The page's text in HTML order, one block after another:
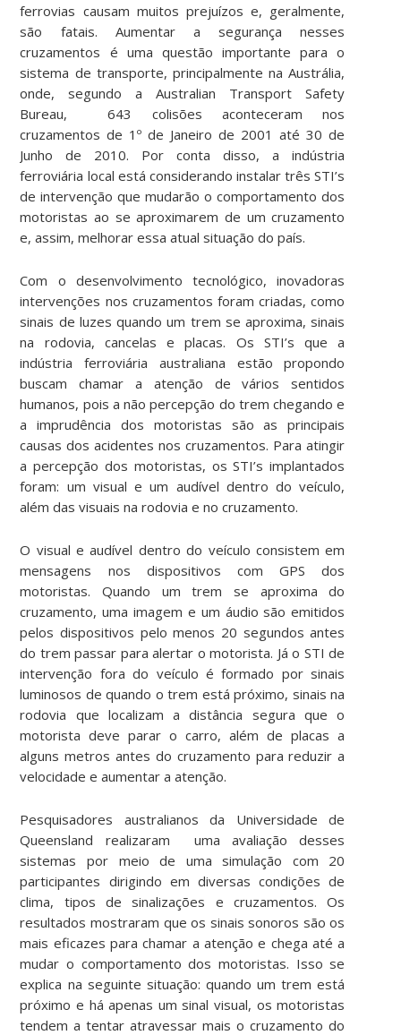
ferrovias causam muitos prejuízos e, geralmente,
são fatais. Aumentar a segurança nesses
cruzamentos é uma questão importante para o
sistema de transporte, principalmente na Austrália,
onde, segundo a Australian Transport Safety
Bureau, 643 colisões aconteceram nos
cruzamentos de 1º de Janeiro de 2001 até 30 de
Junho de 2010. Por conta disso, a indústria
ferroviária local está considerando instalar três STI’s
de intervenção que mudarão o comportamento dos
motoristas ao se aproximarem de um cruzamento
e, assim, melhorar essa atual situação do país.
Com o desenvolvimento tecnológico, inovadoras
intervenções nos cruzamentos foram criadas, como
sinais de luzes quando um trem se aproxima, sinais
na rodovia, cancelas e placas. Os STI’s que a
indústria ferroviária australiana estão propondo
buscam chamar a atenção de vários sentidos
humanos, pois a não percepção do trem chegando e
a imprudência dos motoristas são as principais
causas dos acidentes nos cruzamentos. Para atingir
a percepção dos motoristas, os STI’s implantados
foram: um visual e um audível dentro do veículo,
além das visuais na rodovia e no cruzamento.
O visual e audível dentro do veículo consistem em
mensagens nos dispositivos com GPS dos
motoristas. Quando um trem se aproxima do
cruzamento, uma imagem e um áudio são emitidos
pelos dispositivos pelo menos 20 segundos antes
do trem passar para alertar o motorista. Já o STI de
intervenção fora do veículo é formado por sinais
luminosos de quando o trem está próximo, sinais na
rodovia que localizam a distância segura que o
motorista deve parar o carro, além de placas a
alguns metros antes do cruzamento para reduzir a
velocidade e aumentar a atenção.
Pesquisadores australianos da Universidade de
Queensland realizaram uma avaliação desses
sistemas por meio de uma simulação com 20
participantes dirigindo em diversas condições de
clima, tipos de sinalizações e cruzamentos. Os
resultados mostraram que os sinais sonoros são os
mais eficazes para chamar a atenção e chega até a
mudar o comportamento dos motoristas. Isso se
explica na seguinte situação: quando um trem está
próximo e há apenas um sinal visual, os motoristas
tendem a tentar atravessar mais o cruzamento do